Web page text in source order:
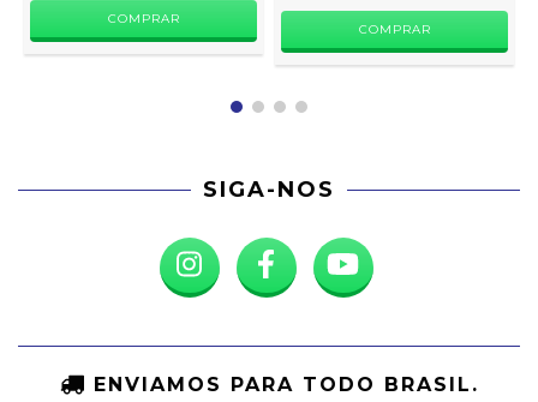
SIGA-NOS
ENVIAMOS PARA TODO BRASIL.